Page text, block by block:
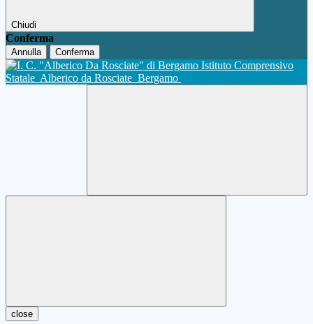
Chiudi
Conferma
Annulla Conferma
Istituto Comprensivo
Statale Alberico da Rosciate Bergamo
close